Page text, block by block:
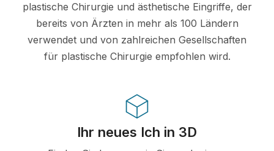
plastische Chirurgie und ästhetische Eingriffe, der
bereits von Ärzten in mehr als 100 Ländern
verwendet und von zahlreichen Gesellschaften
für plastische Chirurgie empfohlen wird.
Ihr neues Ich in 3D